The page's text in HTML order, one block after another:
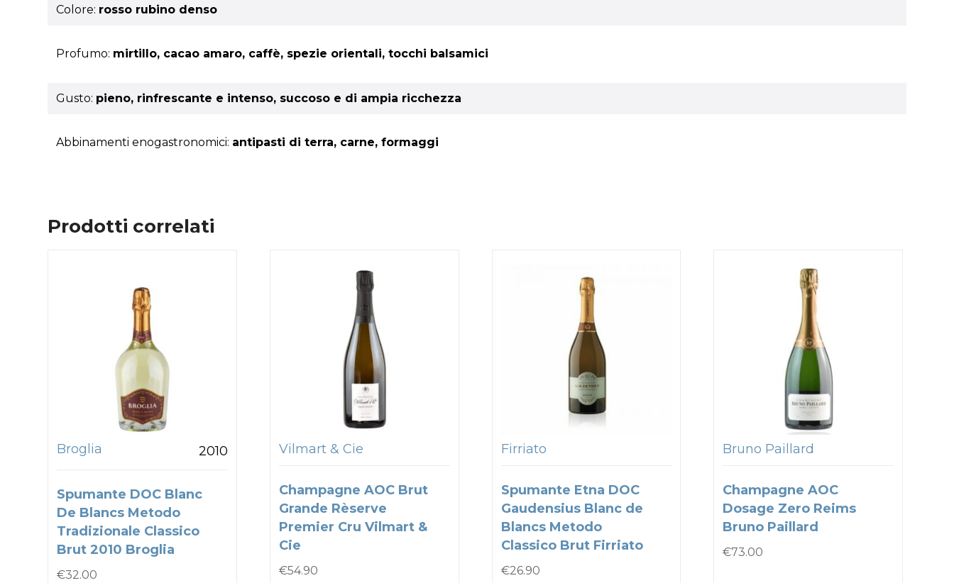
Colore: rosso rubino denso
Profumo: mirtillo, cacao amaro, caffè, spezie orientali, tocchi balsamici
Gusto: pieno, rinfrescante e intenso, succoso e di ampia ricchezza
Abbinamenti enogastronomici: antipasti di terra, carne, formaggi
Prodotti correlati
Broglia 2010
Spumante DOC Blanc
De Blancs Metodo
Tradizionale Classico
Brut 2010 Broglia
€32.00
Vilmart & Cie
Champagne AOC Brut
Grande Rèserve
Premier Cru Vilmart &
Cie
€54.90
Firriato
Spumante Etna DOC
Gaudensius Blanc de
Blancs Metodo
Classico Brut Firriato
€26.90
Bruno Paillard
Champagne AOC
Dosage Zero Reims
Bruno Paillard
€73.00